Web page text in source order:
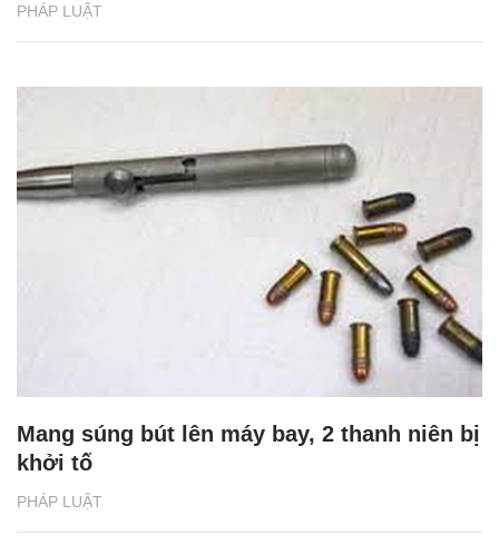
PHÁP LUẬT
PHÁP LUẬT
Mang súng bút lên máy bay, 2 thanh niên bị
khởi tố